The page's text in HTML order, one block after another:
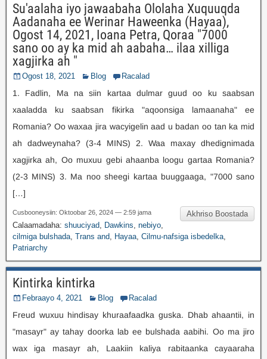
Su'aalaha iyo jawaabaha Ololaha Xuquuqda
Aadanaha ee Werinar Haweenka (Hayaa),
Ogost 14, 2021, Ioana Petra, Qoraa "7000
sano oo ay ka mid ah aabaha… ilaa xilliga
xagjirka ah "
Ogost 18, 2021 Blog Racalad
1. Fadlin, Ma na siin kartaa dulmar guud oo ku saabsan
xaaladda ku saabsan fikirka "aqoonsiga lamaanaha" ee
Romania? Oo waxaa jira wacyigelin aad u badan oo tan ka mid
ah dadweynaha? (3-4 MINS) 2. Waa maxay dhedignimada
xagjirka ah, Oo muxuu gebi ahaanba loogu gartaa Romania?
(2-3 MINS) 3. Ma noo sheegi kartaa buuggaaga, "7000 sano
[…]
Akhriso Boostada
Cusbooneysiin: Oktoobar 26, 2024 — 2:59 jama
Calaamadaha: shuuciyad Dawkins nebiyo
cilmiga bulshada Trans and Hayaa Cilmu-nafsiga isbedelka
Patriarchy
Kintirka kintirka
Febraayo 4, 2021 Blog Racalad
Freud wuxuu hindisay khuraafaadka guska. Dhab ahaantii, in
"masayr" ay tahay doorka lab ee bulshada aabihi. Oo ma jiro
wax iga masayr ah, Laakiin kaliya rabitaanka cayaaraha